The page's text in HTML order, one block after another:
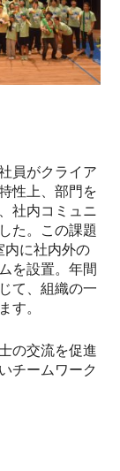
員がクライア
性上、部門を
社内コミュニ
た。この課題
に社内外の
を設置。年間
て、組織の一
す。
の交流を促進
チームワーク